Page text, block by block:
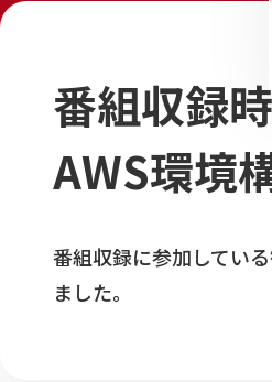
番組収録
AWS環境
番組収録に参加してい
ました。